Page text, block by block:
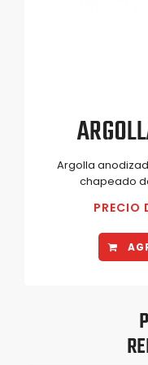
Argolla
chapeado
PRECIO